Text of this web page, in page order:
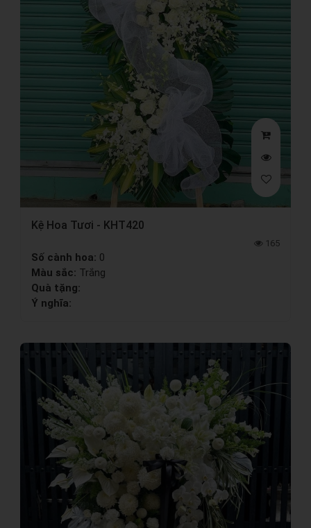
Kệ Hoa Tươi - KHT420
165
Số cành hoa: 0
Màu sắc: Trắng
Quà tặng:
Ý nghĩa: